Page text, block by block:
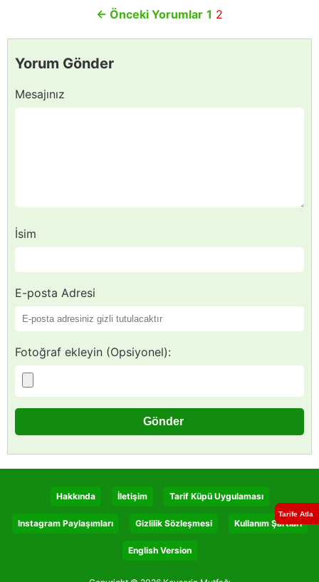
← Önceki Yorumlar 1 2
Yorum Gönder
Mesajınız
İsim
E-posta Adresi
Fotoğraf ekleyin (Opsiyonel):
Tarife Atla
Hakkında İletişim Tarif Küpü Uygulaması
Instagram Paylaşımları Gizlilik Sözleşmesi Kullanım Şartları
English Version